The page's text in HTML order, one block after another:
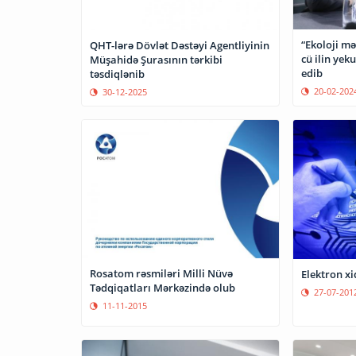
QHT-lərə Dövlət Dəstəyi Agentliyinin
Müşahidə Şurasının tərkibi
təsdiqlənib
30-12-2025
“Ekoloji
cü ilin
edib
20-02-
Rosatom rəsmiləri Milli Nüvə
Tədqiqatları Mərkəzində olub
11-11-2015
Elektron
27-07-